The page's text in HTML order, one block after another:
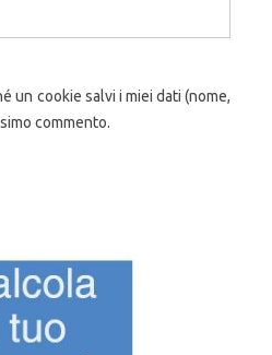
un cookie salvi i miei dati (nome,
commento.